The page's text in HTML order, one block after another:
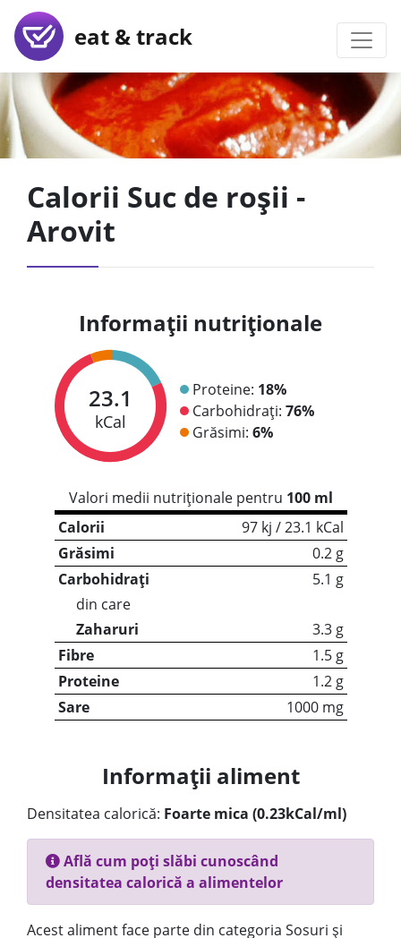
eat & track
Calorii Suc de roșii -
Arovit
Informații nutriționale
23.1
kCal
Proteine: 18%
Carbohidrați: 76%
Grăsimi: 6%
Valori medii nutriționale pentru 100 ml
Calorii
97 kj / 23.1 kCal
Grăsimi
0.2 g
Carbohidrați
5.1 g
din care
Zaharuri
3.3 g
Fibre
1.5 g
Proteine
1.2 g
Sare
1000 mg
Informații aliment
Densitatea calorică: Foarte mica (0.23kCal/ml)
Află cum poți slăbi cunoscând
densitatea calorică a alimentelor
Acest aliment face parte din categoria Sosuri și